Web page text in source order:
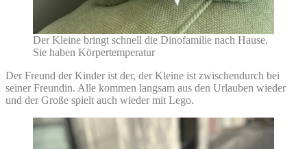
Der Kleine bringt schnell die Dinofamilie nach Hause.
Sie haben Körpertemperatur
Der Freund der Kinder ist der, der Kleine ist zwischendurch bei
seiner Freundin. Alle kommen langsam aus den Urlauben wieder
und der Große spielt auch wieder mit Lego.